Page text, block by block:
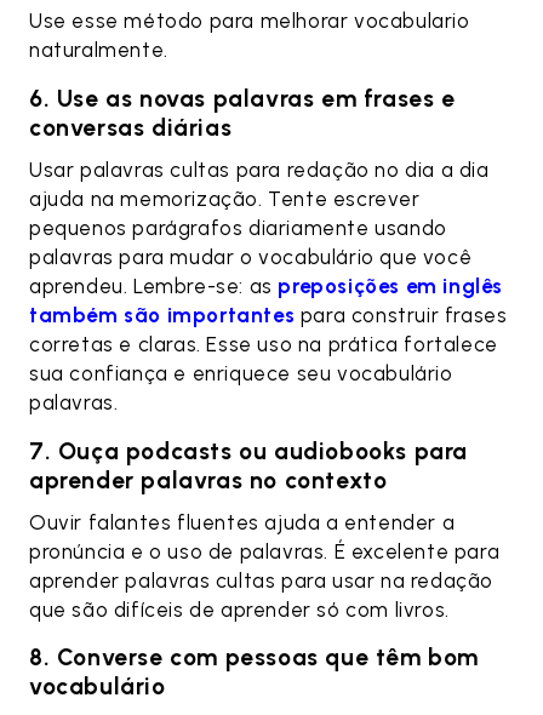
Use esse método para melhorar vocabulario
naturalmente.
6. Use as novas palavras em frases e
conversas diárias
Usar palavras cultas para redação no dia a dia
ajuda na memorização. Tente escrever
pequenos parágrafos diariamente usando
palavras para mudar o vocabulário que você
aprendeu. Lembre-se: as preposições em inglês
também são importantes para construir frases
corretas e claras. Esse uso na prática fortalece
sua confiança e enriquece seu vocabulário
palavras.
7. Ouça podcasts ou audiobooks para
aprender palavras no contexto
Ouvir falantes fluentes ajuda a entender a
pronúncia e o uso de palavras. É excelente para
aprender palavras cultas para usar na redação
que são difíceis de aprender só com livros.
8. Converse com pessoas que têm bom
vocabulário